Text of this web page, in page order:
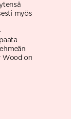
myös
Wood on